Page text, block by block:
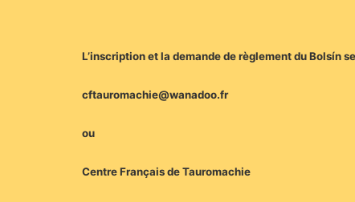
L’inscription et la demande de règlement du Bolsín
cftauromachie@wanadoo.fr
ou
Centre Français de Tauromachie